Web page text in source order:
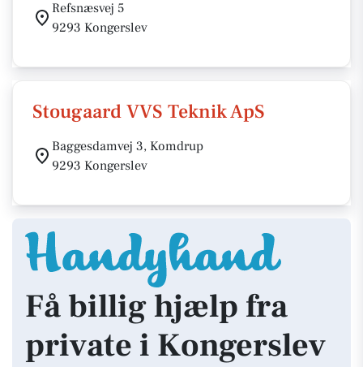
Refsnæsvej 5
9293 Kongerslev
Stougaard VVS Teknik ApS
Baggesdamvej 3, Komdrup
9293 Kongerslev
Få billig hjælp fra
private i Kongerslev